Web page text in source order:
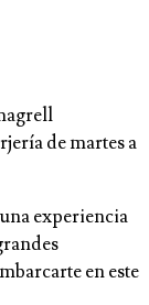
de martes a
experiencia
en este